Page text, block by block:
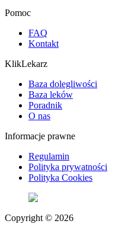
Pomoc
FAQ
Kontakt
KlikLekarz
Baza dolegliwości
Baza leków
Poradnik
O nas
Informacje prawne
Regulamin
Polityka prywatności
Polityka Cookies
Copyright © 2026